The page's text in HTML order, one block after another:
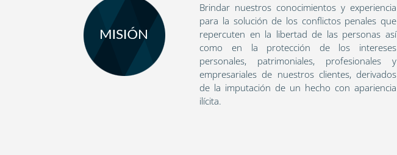
Brindar nuestros conocimientos y experiencia
para la solución de los conflictos penales que
repercuten en la libertad de las personas así
como en la protección de los intereses
personales, patrimoniales, profesionales y
empresariales de nuestros clientes, derivados
de la imputación de un hecho con apariencia
ilícita.